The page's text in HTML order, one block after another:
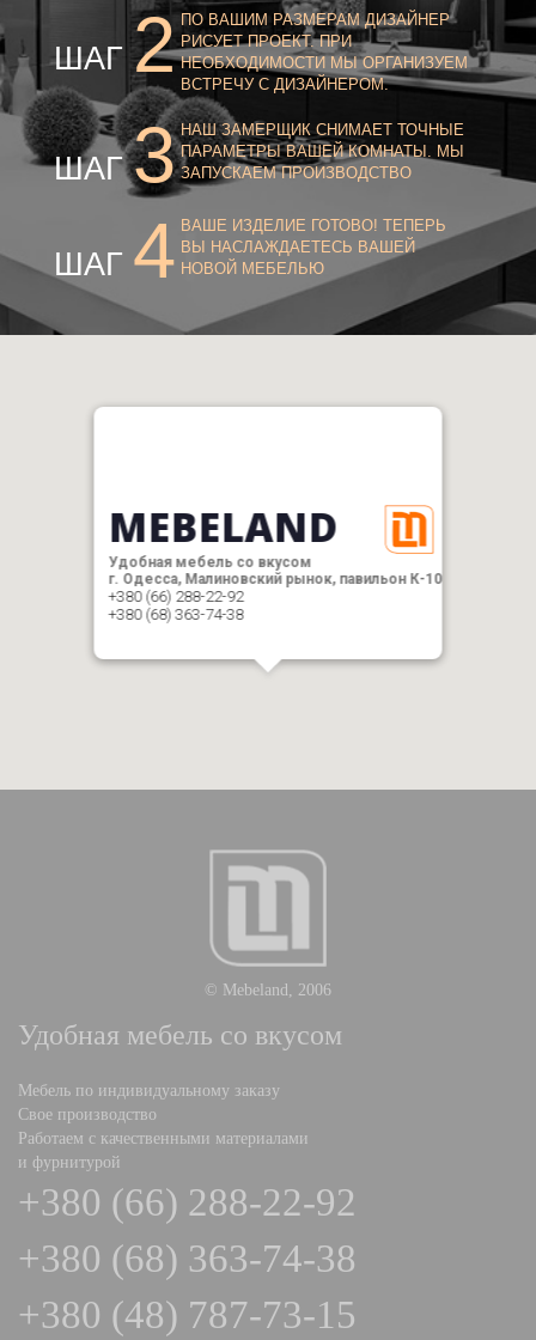
ШАГ2 ПО ВАШИМ РАЗМЕРАМ ДИЗАЙНЕР
РИСУЕТ ПРОЕКТ. ПРИ
НЕОБХОДИМОСТИ МЫ ОРГАНИЗУЕМ
ВСТРЕЧУ С ДИЗАЙНЕРОМ.
ШАГ3 НАШ ЗАМЕРЩИК СНИМАЕТ ТОЧНЫЕ
ПАРАМЕТРЫ ВАШЕЙ КОМНАТЫ. МЫ
ЗАПУСКАЕМ ПРОИЗВОДСТВО
ШАГ 4 ВАШЕ ИЗДЕЛИЕ ГОТОВО! ТЕПЕРЬ
ВЫ НАСЛАЖДАЕТЕСЬ ВАШЕЙ
НОВОЙ МЕБЕЛЬЮ
MEBELAND
Удобная мебель со вкусом
г. Одесса, Малиновский рынок, павильон К-10
+380 (66) 288-22-92
+380 (68) 363-74-38
© Mebeland, 2006
Удобная мебель со вкусом
Мебель по индивидуальному заказу
Свое производство
Работаем с качественными материалами
и фурнитурой
+380 (66) 288-22-92
+380 (68) 363-74-38
+380 (48) 787-73-15